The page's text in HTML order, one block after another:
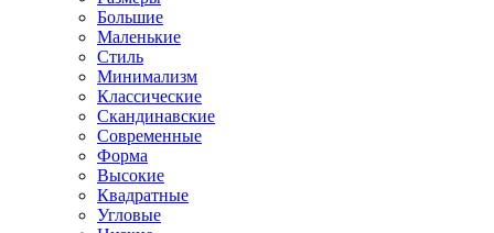
Большие
Маленькие
Стиль
Минимализм
Классические
Скандинавские
Современные
Форма
Высокие
Квадратные
Угловые